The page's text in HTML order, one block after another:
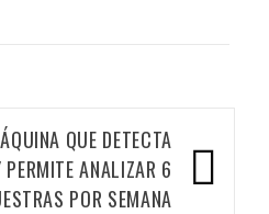
QUE DETECTA
ANALIZAR 6
POR SEMANA